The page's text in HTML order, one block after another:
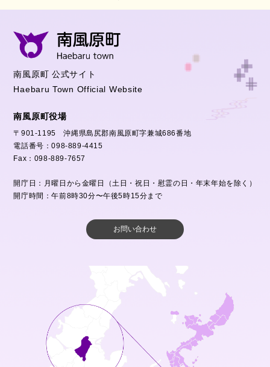
南風原町 公式サイト
Haebaru Town Official Website
南風原町役場
〒901-1195 沖縄県島尻郡南風原町字兼城686番地
電話番号：098-889-4415
Fax：098-889-7657
開庁日：月曜日から金曜日（土日・祝日・慰霊の日・年末年始を除く）
開庁時間：午前8時30分〜午後5時15分まで
お問い合わせ